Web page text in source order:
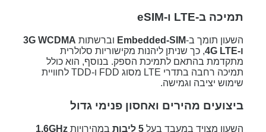
תמיכה ב-LTE ו-eSIM
השעון תומך ב-Embedded-SIM וברשתות 3G WCDMA
ו-4G LTE
, כך שניתן ליהנות מקישוריות סלולרית
מתקדמת בהתאם לתמיכת הספק. בנוסף, הוא כולל
תמיכה רחבה בתדרי LTE מסוג FDD ו-TDD לחוויית
שימוש יציבה וגמישה.
ביצועים מהירים ואחסון פנימי גדול
השעון מצויד במעבד בעל 5 ליבות במהירויות 1.6GHz